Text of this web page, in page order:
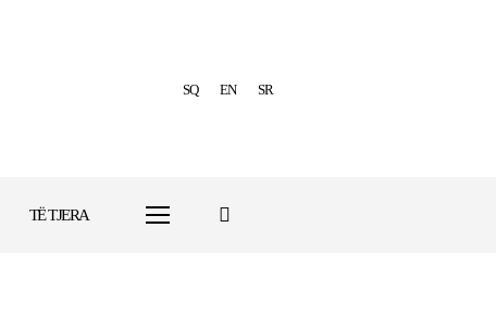
SQ EN SR
TË TJERA